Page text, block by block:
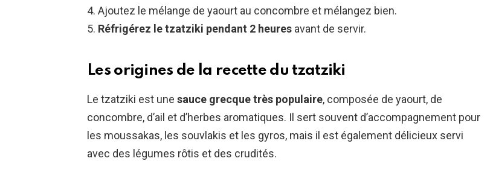
4. Ajoutez le mélange de yaourt au concombre et mélangez bien.
5. Réfrigérez le tzatziki pendant 2 heures avant de servir.
Les origines de la recette du tzatziki
Le tzatziki est une sauce grecque très populaire, composée de yaourt, de
concombre, d’ail et d’herbes aromatiques. Il sert souvent d’accompagnement pour
les moussakas, les souvlakis et les gyros, mais il est également délicieux servi
avec des légumes rôtis et des crudités.